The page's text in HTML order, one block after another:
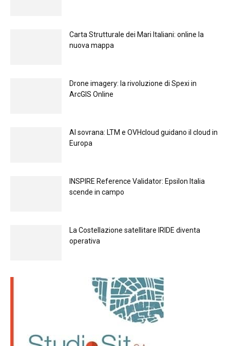
Carta Strutturale dei Mari Italiani: online la
nuova mappa
Drone imagery: la rivoluzione di Spexi in
ArcGIS Online
Al sovrana: LTM е OVHcloud guidano il cloud in
Europа
INSPIRE Reference Validator: Epsilon Italia
scende in campo
La Costellazione satellitare IRIDE diventa
operativa